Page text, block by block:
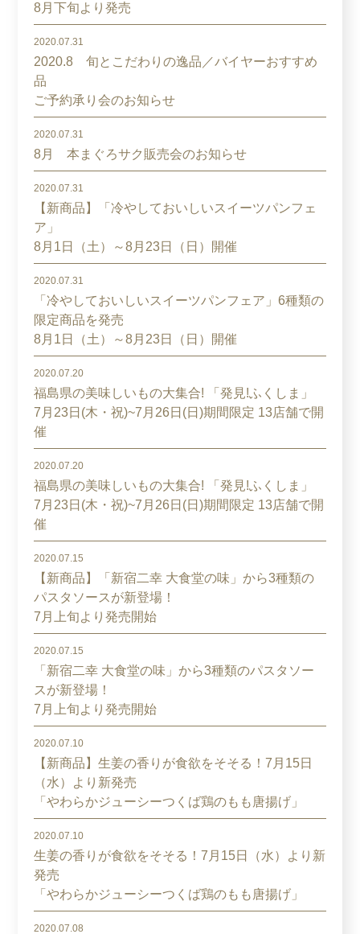
8月下旬より発売
2020.07.31
2020.8 旬とこだわりの逸品／バイヤーおすすめ
品
ご予約承り会のお知らせ
2020.07.31
8月 本まぐろサク販売会のお知らせ
2020.07.31
【新商品】「冷やしておいしいスイーツパンフェ
ア」
8月1日（土）～8月23日（日）開催
2020.07.31
「冷やしておいしいスイーツパンフェア」6種類の
限定商品を発売
8月1日（土）～8月23日（日）開催
2020.07.20
福島県の美味しいもの大集合! 「発見!ふくしま」
7月23日(木・祝)~7月26日(日)期間限定 13店舗で開
催
2020.07.20
福島県の美味しいもの大集合! 「発見!ふくしま」
7月23日(木・祝)~7月26日(日)期間限定 13店舗で開
催
2020.07.15
【新商品】「新宿二幸 大食堂の味」から3種類の
パスタソースが新登場！
7月上旬より発売開始
2020.07.15
「新宿二幸 大食堂の味」から3種類のパスタソー
スが新登場！
7月上旬より発売開始
2020.07.10
【新商品】生姜の香りが食欲をそそる！7月15日
（水）より新発売
「やわらかジューシーつくば鶏のもも唐揚げ」
2020.07.10
生姜の香りが食欲をそそる！7月15日（水）より新
発売
「やわらかジューシーつくば鶏のもも唐揚げ」
2020.07.08